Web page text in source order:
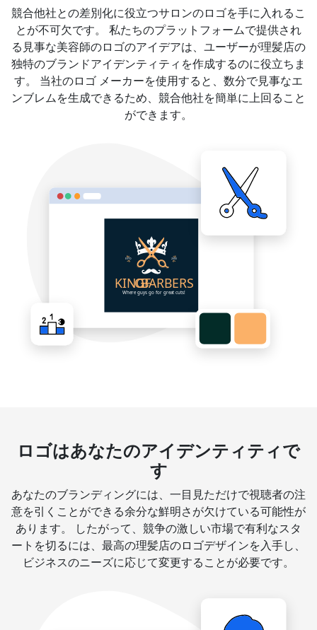
競合他社との差別化に役立つサロンのロゴを手に入れるこ
とが不可欠です。 私たちのプラットフォームで提供され
る見事な美容師のロゴのアイデアは、ユーザーが理髪店の
独特のブランドアイデンティティを作成するのに役立ちま
す。 当社のロゴ メーカーを使用すると、数分で見事なエ
ンブレムを生成できるため、競合他社を簡単に上回ること
ができます。
ロゴはあなたのアイデンティティで
す
あなたのブランディングには、一目見ただけで視聴者の注
意を引くことができる余分な鮮明さが欠けている可能性が
あります。 したがって、競争の激しい市場で有利なスタ
ートを切るには、最高の理髪店のロゴデザインを入手し、
ビジネスのニーズに応じて変更することが必要です。